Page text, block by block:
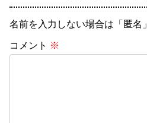
名前を入力しない場合は「匿名
コメント ※